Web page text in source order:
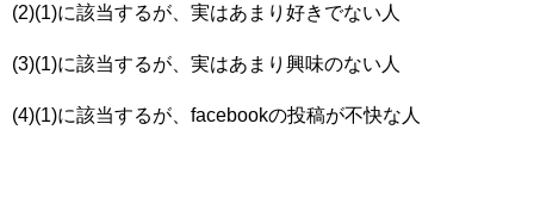
(2)(1)に該当するが、実はあまり好きでない人
(3)(1)に該当するが、実はあまり興味のない人
(4)(1)に該当するが、facebookの投稿が不快な人